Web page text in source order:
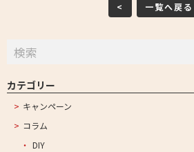
< 一覧へ戻る
カテゴリー
キャンペーン
コラム
DIY